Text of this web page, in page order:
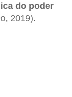
do poder
2019).